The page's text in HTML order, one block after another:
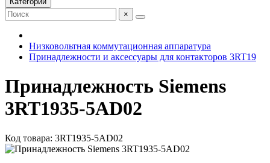
×
Низковольтная коммутационная аппаратура
Принадлежности и аксессуары для контакторов 3RT19
Принадлежность Siemens
3RT1935-5AD02
Код товара: 3RT1935-5AD02